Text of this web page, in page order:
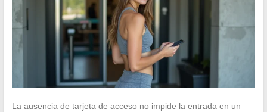
La ausencia de tarjeta de acceso no impide la entrada en un